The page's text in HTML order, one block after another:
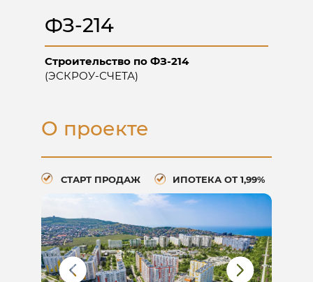
ФЗ-214
Строительство по ФЗ-214
(ЭСКРОУ-СЧЕТА)
О проекте
СТАРТ ПРОДАЖ ИПОТЕКА ОТ 1,99%